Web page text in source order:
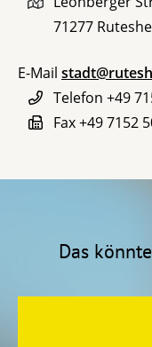
71277
E-Mail
Telefon +49
Fax+49 7152
Das